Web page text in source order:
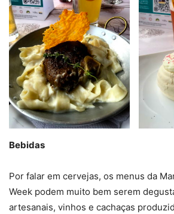
Bebidas
Por falar em cervejas, os menus da
Week podem muito bem serem
artesanais, vinhos e cachaças